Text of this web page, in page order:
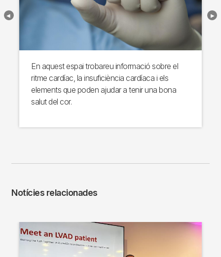
En aquest espai trobareu informació sobre el
ritme cardíac, la insuficiència cardíaca i els
elements que poden ajudar a tenir una bona
salut del cor.
Notícies relacionades